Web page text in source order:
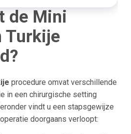
de Mini
Turkije
procedure omvat verschillende
in een chirurgische setting
vindt u een stapsgewijze
doorgaans verloopt: